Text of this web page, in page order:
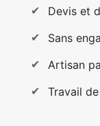
Devis et
Sans
Artisan
Travail